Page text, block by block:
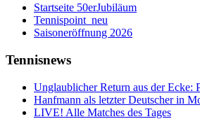
Startseite 50erJubiläum
Tennispoint_neu
Saisoneröffnung 2026
Tennisnews
Unglaublicher Return aus der Ecke:
Hanfmann als letzter Deutscher in
LIVE! Alle Matches des Tages